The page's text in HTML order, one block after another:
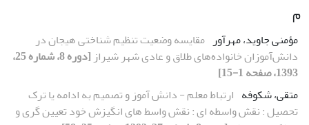
م
مؤمنی جاوید، مهرآور مقایسه وضعیت تنظیم شناختی هیجان در
دانش‌آموزان خانواده‌های طلاق و عادی شهر شیراز
[دوره 8، شماره 25،
1393، صفحه 1-15]
متقی، شکوفه ارتباط معلم - دانش آموز و تصمیم به ادامه یا ترک
تحصیل : نقش واسطه ای : نقش واسط های انگیزش خود تعیین گری و